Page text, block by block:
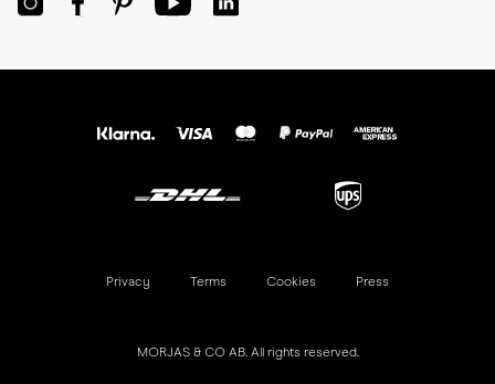
MORJAS & CO AB. All rights reserved.
Privacy Terms Cookies Press